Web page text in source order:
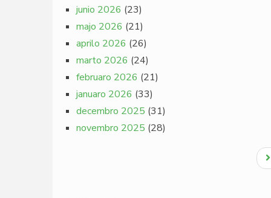
junio 2026 (23)
majo 2026 (21)
aprilo 2026 (26)
marto 2026 (24)
februaro 2026 (21)
januaro 2026 (33)
decembro 2025 (31)
novembro 2025 (28)